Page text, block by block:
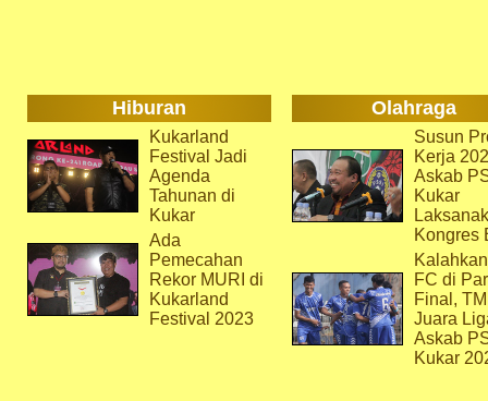
Hiburan Olahraga
Kukarland
Festival Jadi
Agenda
Tahunan di
Kukar
Ada
Pemecahan
Rekor MURI di
Kukarland
Festival 2023
Susun
Kerja
Askab
Kukar
Kongres
FC di
Final,
Juara
Askab
Kukar